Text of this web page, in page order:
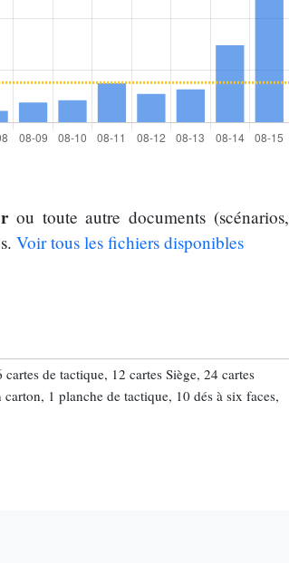
ou toute autre documents (scénarios,
Voir tous les fichiers disponibles
de tactique, 12 cartes Siège, 24 cartes
1 planche de tactique, 10 dés à six faces,